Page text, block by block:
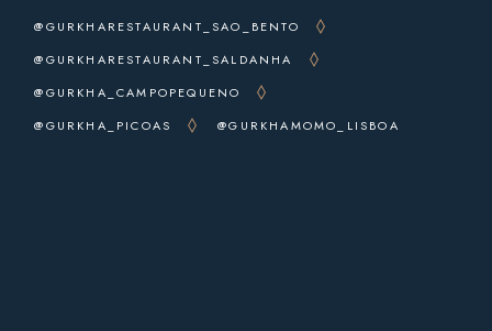
@GURKHARESTAURANT_SAO_BENTO
@GURKHARESTAURANT_SALDANHA
@GURKHA_CAMPOPEQUENO
@GURKHA_PICOAS
@GURKHAMOMO_LISBOA